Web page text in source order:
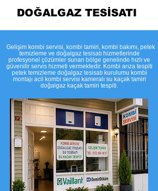
DOĞALGAZ TESİSATI
​Gelişim kombi servisi, kombi tamiri, kombi bakımı, petek
temizleme ve doğalgaz tesisatı hizmetlerinde
profesyonel çözümler sunan bölge genelinde hızlı ve
güvenilir servis hizmeti vermektedir. Kombi arıza tespiti
petek temizleme doğalgaz tesisatı kurulumu kombi
montajı acil kombi servisi kameralı su kaçak tamiri
doğalgaz kaçak tamiri tespiti.